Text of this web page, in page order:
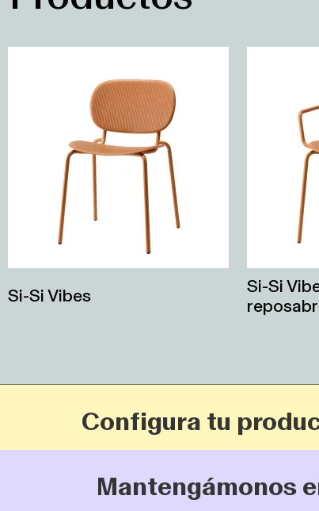
Si-Si Vibes
Si-Si
Configura tu
Mantengámonos